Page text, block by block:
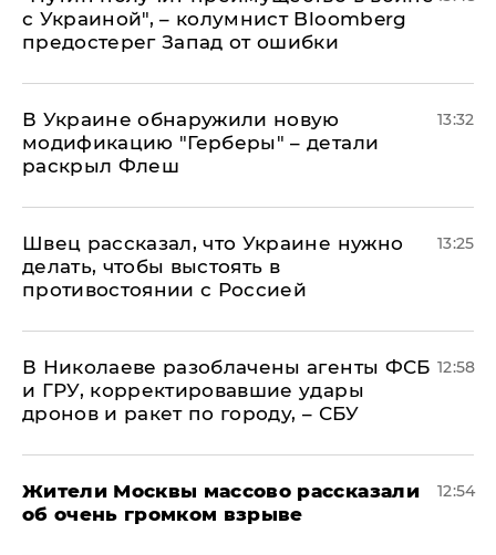
с Украиной", – колумнист Bloomberg
предостерег Запад от ошибки
В Украине обнаружили новую
модификацию "Герберы" – детали
раскрыл Флеш
13:32
Швец рассказал, что Украине нужно
делать, чтобы выстоять в
противостоянии с Россией
13:25
В Николаеве разоблачены агенты ФСБ
и ГРУ, корректировавшие удары
дронов и ракет по городу, – СБУ
12:58
Жители Москвы массово рассказали
об очень громком взрыве
12:54